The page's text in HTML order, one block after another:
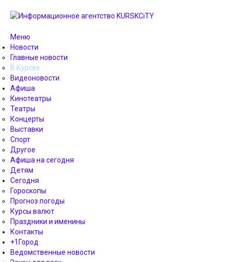
Меню
Новости
Главные новости
В Курске
Видеоновости
Афиша
Кинотеатры
Театры
Концерты
Выставки
Спорт
Другое
Афиша на сегодня
Детям
Сегодня
Гороскопы
Прогноз погоды
Курсы валют
Праздники и именины
Контакты
+1Город
Ведомственные новости